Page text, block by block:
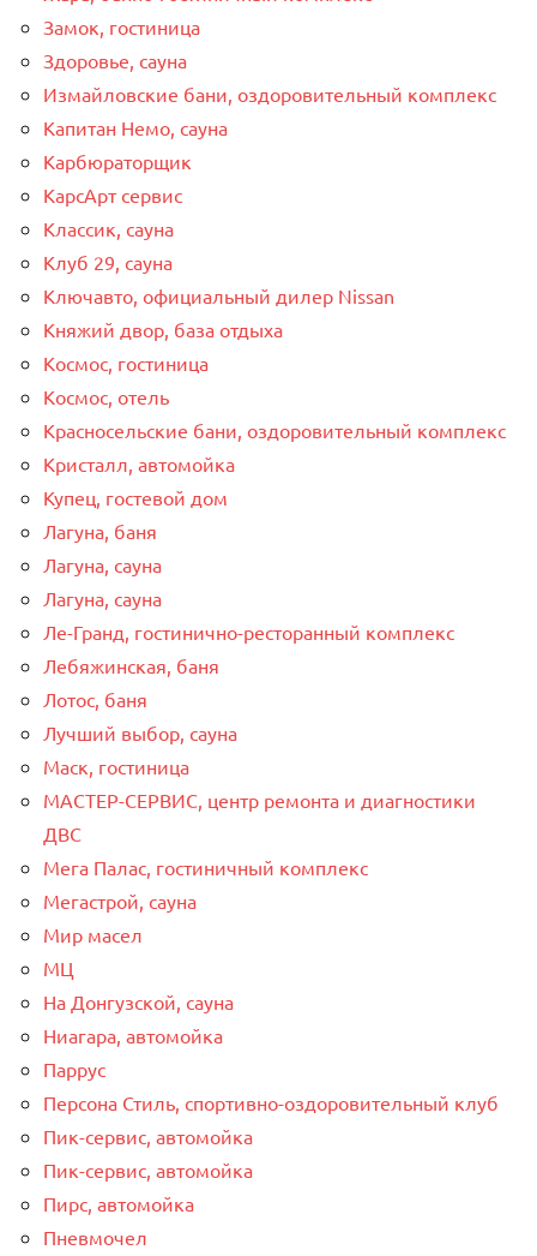
Замок, гостиница
Здоровье, сауна
Измайловские бани, оздоровительный комплекс
Капитан Немо, сауна
Карбюраторщик
КарсАрт сервис
Классик, сауна
Клуб 29, сауна
Ключавто, официальный дилер Nissan
Княжий двор, база отдыха
Космос, гостиница
Космос, отель
Красносельские бани, оздоровительный комплекс
Кристалл, автомойка
Купец, гостевой дом
Лагуна, баня
Лагуна, сауна
Лагуна, сауна
Ле-Гранд, гостинично-ресторанный комплекс
Лебяжинская, баня
Лотос, баня
Лучший выбор, сауна
Маск, гостиница
МАСТЕР-СЕРВИС, центр ремонта и диагностики
ДВС
Мега Палас, гостиничный комплекс
Мегастрой, сауна
Мир масел
МЦ
На Донгузской, сауна
Ниагара, автомойка
Паррус
Персона Стиль, спортивно-оздоровительный клуб
Пик-сервис, автомойка
Пик-сервис, автомойка
Пирс, автомойка
Пневмочел